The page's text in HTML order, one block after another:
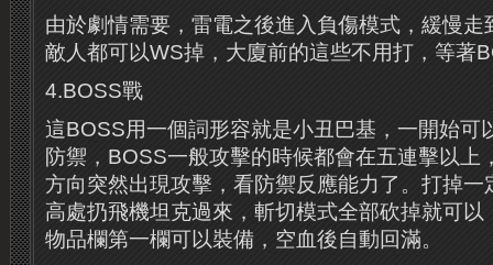
由於劇情需要，雷電之後進入負傷模式，緩慢
敵人都可以WS掉，大廈前的這些不用打，等著
4.BOSS戰
這BOSS用一個詞形容就是小丑巴基，一開始可
防禦，BOSS一般攻擊的時候都會在五連擊以上
方向突然出現攻擊，看防禦反應能力了。打掉
高處扔飛機坦克過來，斬切模式全部砍掉就可
物品欄第一欄可以裝備，空血後自動回滿。